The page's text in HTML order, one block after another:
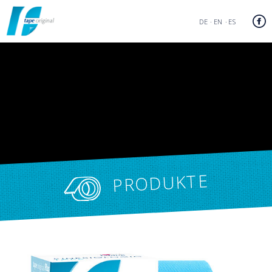
DE EN ES
PRODUKTE